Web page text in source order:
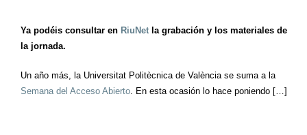
Ya podéis consultar en RiuNet la grabación y los materiales de
la jornada.
Un año más, la Universitat Politècnica de València se suma a la
Semana del Acceso Abierto . En esta ocasión lo hace poniendo […]